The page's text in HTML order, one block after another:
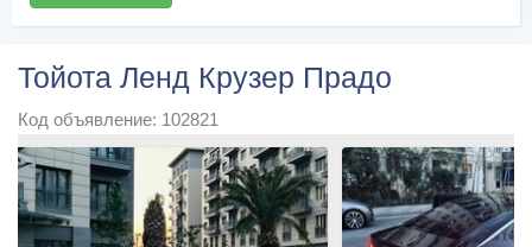
Тойота Ленд Крузер Прадо
Код объявление: 102821